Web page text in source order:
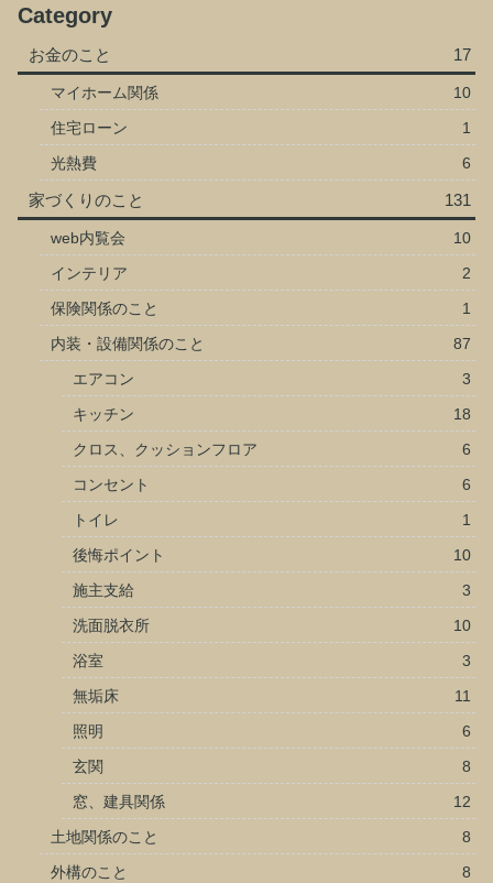
Category
お金のこと 17
マイホーム関係
10
住宅ローン
1
光熱費
6
家づくりのこと 131
web内覧会
10
インテリア
2
保険関係のこと
1
内装・設備関係のこと
87
エアコン
3
キッチン
18
クロス、クッションフロア
6
コンセント
6
トイレ
1
後悔ポイント
10
施主支給
3
洗面脱衣所
10
浴室
3
無垢床
11
照明
6
玄関
8
窓、建具関係
12
土地関係のこと
8
外構のこと
8